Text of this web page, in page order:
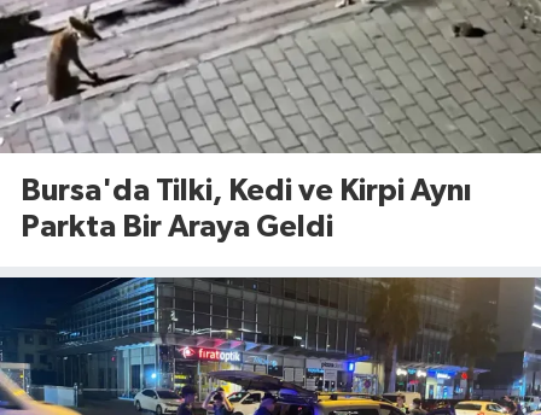
Bursa'da Tilki, Kedi ve Kirpi Aynı
Parkta Bir Araya Geldi